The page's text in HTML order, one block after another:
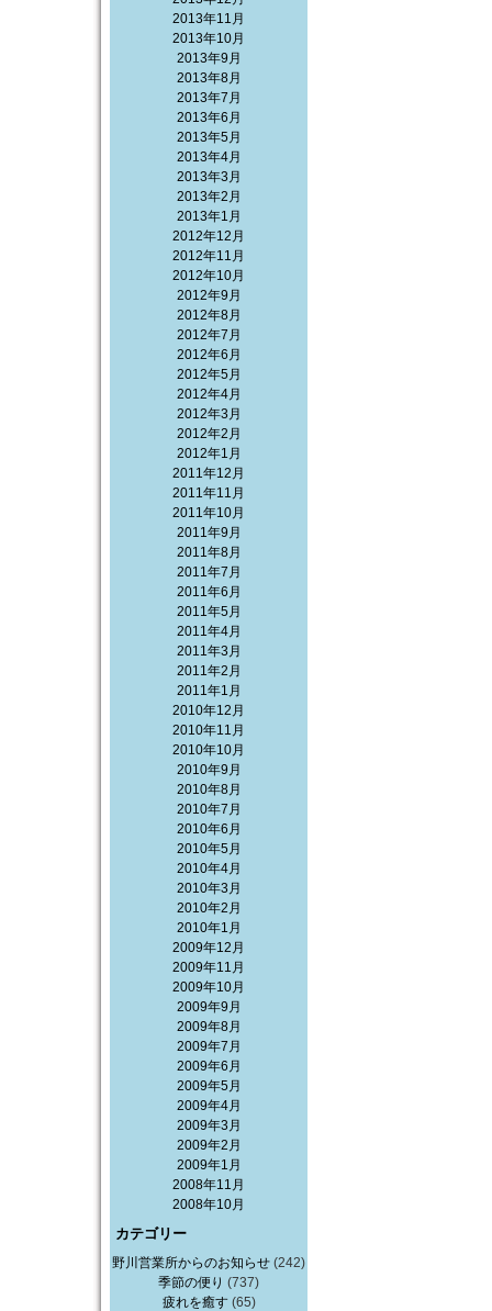
2013年11月
2013年10月
2013年9月
2013年8月
2013年7月
2013年6月
2013年5月
2013年4月
2013年3月
2013年2月
2013年1月
2012年12月
2012年11月
2012年10月
2012年9月
2012年8月
2012年7月
2012年6月
2012年5月
2012年4月
2012年3月
2012年2月
2012年1月
2011年12月
2011年11月
2011年10月
2011年9月
2011年8月
2011年7月
2011年6月
2011年5月
2011年4月
2011年3月
2011年2月
2011年1月
2010年12月
2010年11月
2010年10月
2010年9月
2010年8月
2010年7月
2010年6月
2010年5月
2010年4月
2010年3月
2010年2月
2010年1月
2009年12月
2009年11月
2009年10月
2009年9月
2009年8月
2009年7月
2009年6月
2009年5月
2009年4月
2009年3月
2009年2月
2009年1月
2008年11月
2008年10月
カテゴリー
野川営業所からのお知らせ (242)
季節の便り (737)
疲れを癒す(65)